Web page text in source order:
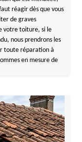
réagir dès que vous
de graves
votre toiture, si le
nous prendrons les
toute réparation à
en mesure de